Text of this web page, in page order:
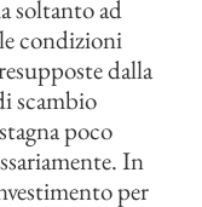
soltanto ad
condizioni
dalla
scambio
poco
In
per